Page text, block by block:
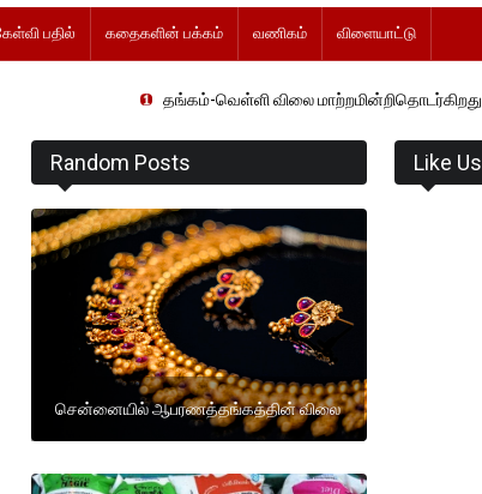
பதில் கதைகளின் பக்கம் வணிகம் விளையாட்டு
தங்கம்-வெள்ளி விலை மாற்றமின்றிதொடர்கிறது..
Random Posts
சென்னையில் ஆபரணத்தங்கத்தின் விலை
Like Us